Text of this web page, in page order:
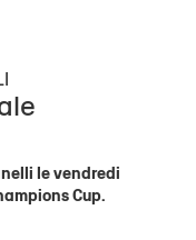
le vendredi
Cup.